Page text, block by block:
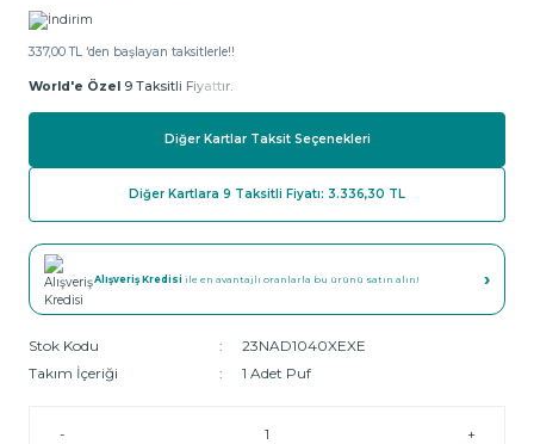
337,00 TL ‘den başlayan taksitlerle!!
World'e Özel 9 Taksitli Fiyattır.
Diğer Kartlar Taksit Seçenekleri
Diğer Kartlara 9 Taksitli Fiyatı: 3.336,30 TL
Alışveriş Kredisi ile en avantajlı oranlarla bu ürünü satın alın! ›
Stok Kodu
23NAD1040XEXE
Takım İçeriği
1 Adet Puf
- +